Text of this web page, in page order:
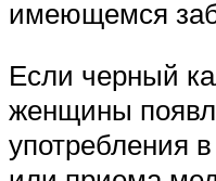
имеющемся
Если черный
женщины
употребления